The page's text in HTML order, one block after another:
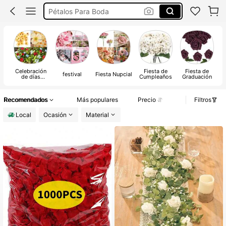
Petalos De Rosas Eternas
Petalos De Rosa
Celebración
de días festival Fiesta Nupcial Fiesta de
Cumpleaños
Fiesta de
Graduación
Recomendados Más populares Precio
Filtros
Local
Ocasión Material